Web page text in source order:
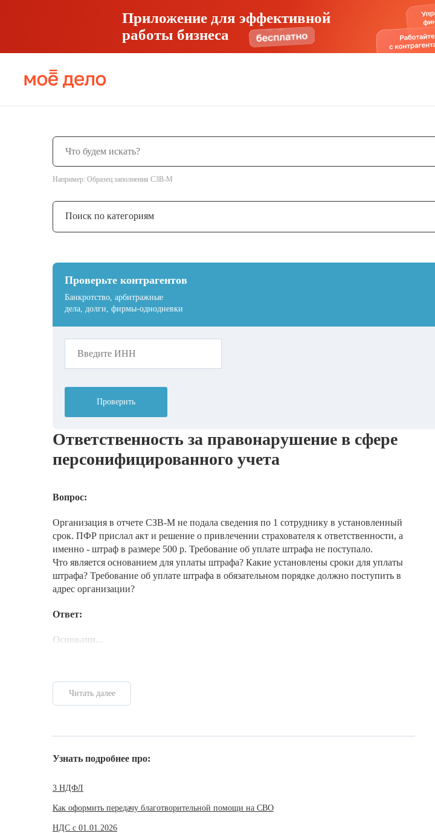
Приложение для эффективной
работы бизнеса
Например: Образец заполнения СЗВ-М
Поиск по категориям
Проверьте контрагентов
Банкротство, арбитражные
дела, долги, фирмы-однодневки
Проверить
Ответственность за правонарушение в сфере
персонифицированного учета
Вопрос:
Организация в отчете СЗВ-М не подала сведения по 1 сотруднику в установленный
срок. ПФР прислал акт и решение о привлечении страхователя к ответственности, а
именно - штраф в размере 500 р. Требование об уплате штрафа не поступало.
Что является основанием для уплаты штрафа? Какие установлены сроки для уплаты
штрафа? Требование об уплате штрафа в обязательном порядке должно поступить в
адрес организации?
Ответ:
Основани...
Читать далее
Узнать подробнее про:
3 НДФЛ
Как оформить передачу благотворительной помощи на СВО
НДС с 01.01.2026